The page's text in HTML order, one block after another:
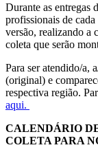
Durante as entregas
profissionais de
versão, realizando a
coleta que serão
Para ser atendido/a,
(original) e
respectiva região.
aqui.
CALENDÁRIO
COLETA PARA